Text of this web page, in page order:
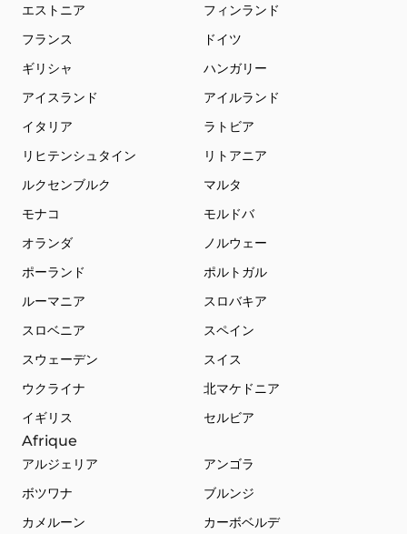
エストニア
フィンランド
フランス
ドイツ
ギリシャ
ハンガリー
アイスランド
アイルランド
イタリア
ラトビア
リヒテンシュタイン
リトアニア
ルクセンブルク
マルタ
モナコ
モルドバ
オランダ
ノルウェー
ポーランド
ポルトガル
ルーマニア
スロバキア
スロベニア
スペイン
スウェーデン
スイス
ウクライナ
北マケドニア
イギリス
セルビア
Afrique
アルジェリア
アンゴラ
ボツワナ
ブルンジ
カメルーン
カーボベルデ